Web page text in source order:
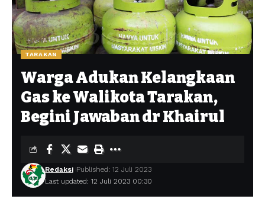
TARAKAN
Warga Adukan Kelangkaan
Gas ke Walikota Tarakan,
Begini Jawaban dr Khairul
Last updated: 12 Juli 2023 00:30
Redaksi Published: 12 Juli 2023